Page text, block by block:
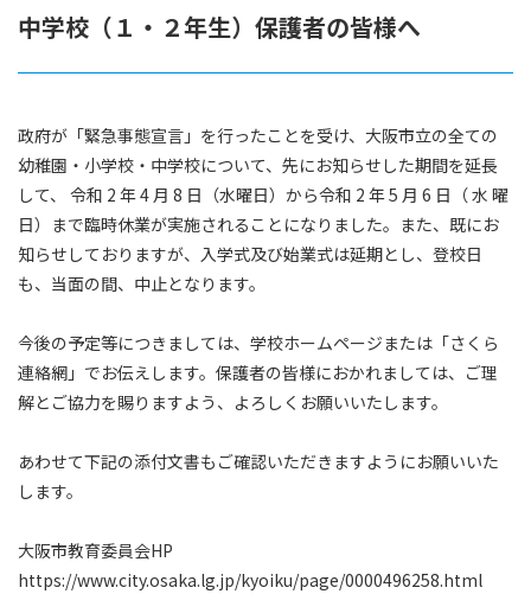
中学校（１・２年生）保護者の皆様へ
政府が「緊急事態宣言」を行ったことを受け、大阪市立の全ての
幼稚園・小学校・中学校について、先にお知らせした期間を延長
して、 令和 2 年 4 月 8 日（水曜日）から令和 2 年 5 月 6 日（ 水 曜
日）まで臨時休業が実施されることになりました。また、既にお
知らせしておりますが、入学式及び始業式は延期とし、登校日
も、当面の間、中止となります。
今後の予定等につきましては、学校ホームページまたは「さくら
連絡網」でお伝えします。保護者の皆様におかれましては、ご理
解とご協力を賜りますよう、よろしくお願いいたします。
あわせて下記の添付文書もご確認いただきますようにお願いいた
します。
大阪市教育委員会HP
https://www.city.osaka.lg.jp/kyoiku/page/0000496258.html